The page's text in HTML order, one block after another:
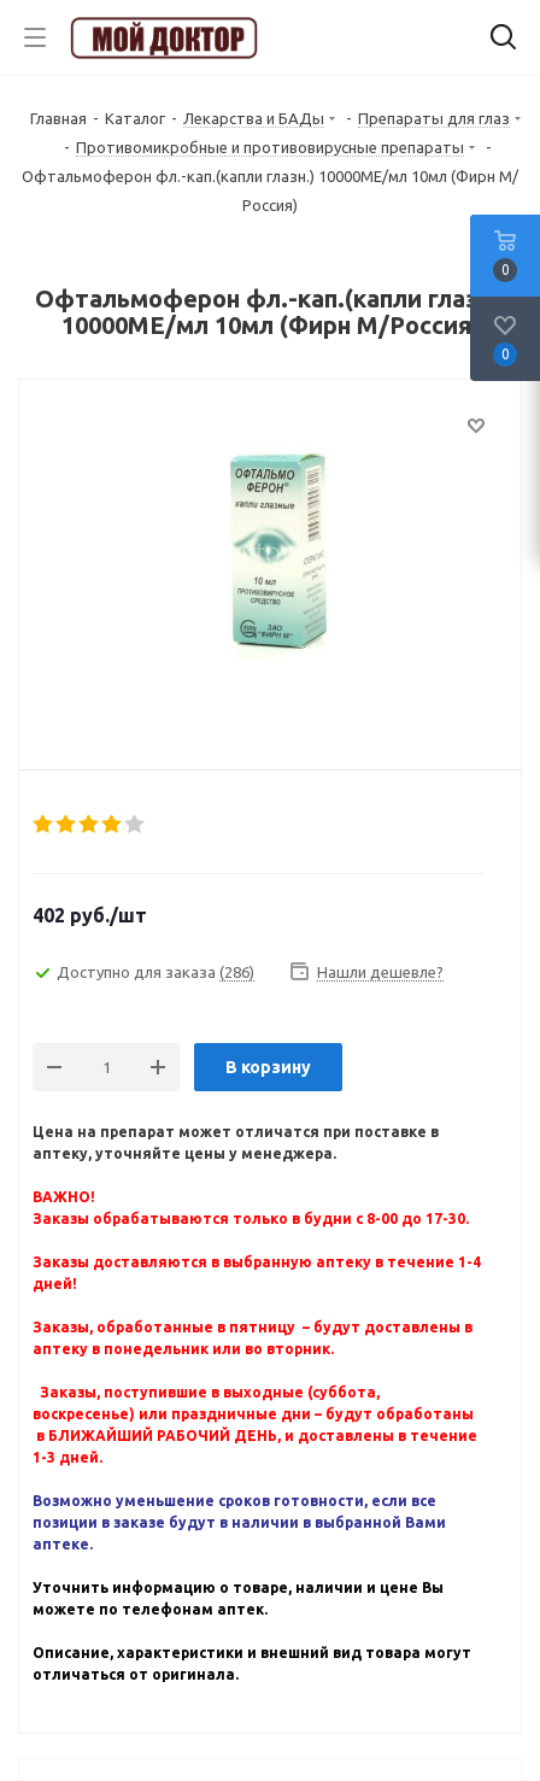
Главная - Каталог - Лекарства и БАДы - Препараты для глаз
- Противомикробные и противовирусные препараты
-
Офтальмоферон фл.-кап.(капли глазн.) 10000МЕ/мл 10мл (Фирн М/
Россия)
Офтальмоферон фл.-кап.(капли глазн.)
10000МЕ/мл 10мл (Фирн М/Россия)
402 руб./шт
Доступно для заказа (286) Нашли дешевле?
В корзину
Цена на препарат может отличатся при поставке в
аптеку, уточняйте цены у менеджера.
ВАЖНО!
Заказы обрабатываются только в будни с 8-00 до 17-30.
Заказы доставляются в выбранную аптеку в течение 1-4
дней!
Заказы, обработанные в пятницу – будут доставлены в
аптеку в понедельник или во вторник.
Заказы, поступившие в выходные (суббота,
воскресенье) или праздничные дни – будут обработаны
в БЛИЖАЙШИЙ РАБОЧИЙ ДЕНЬ, и доставлены в течение
1-3 дней.
Возможно уменьшение сроков готовности, если все
позиции в заказе будут в наличии в выбранной Вами
аптеке.
Уточнить информацию о товаре, наличии и цене Вы
можете по телефонам аптек.
Описание, характеристики и внешний вид товара могут
отличаться от оригинала.
0
0